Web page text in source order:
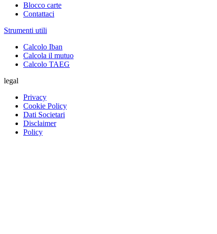
Blocco carte
Contattaci
Strumenti utili
Calcolo Iban
Calcola il mutuo
Calcolo TAEG
legal
Privacy
Cookie Policy
Dati Societari
Disclaimer
Policy